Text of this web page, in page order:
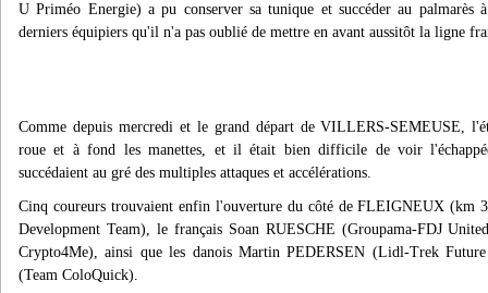
U Priméo Energie) a pu conserver sa tunique et succéder au palmarès
derniers équipiers qu'il n'a pas oublié de mettre en avant aussitôt la ligne
Comme depuis mercredi et le grand départ de VILLERS-SEMEUSE,
roue et à fond les manettes, et il était bien difficile de voir
succédaient au gré des multiples attaques et accélérations.
Cinq coureurs trouvaient enfin l'ouverture du côté de FLEIGNEUX (km
Development Team), le français Soan RUESCHE (Groupama-FDJ
Crypto4Me), ainsi que les danois Martin PEDERSEN (Lidl-Trek
(Team ColoQuick).